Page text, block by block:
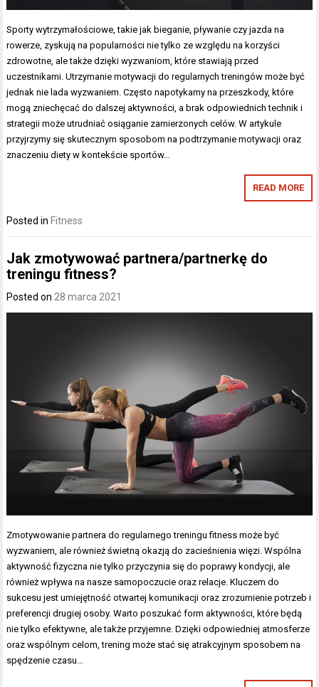
Sporty wytrzymałościowe, takie jak bieganie, pływanie czy jazda na
rowerze, zyskują na popularności nie tylko ze względu na korzyści
zdrowotne, ale także dzięki wyzwaniom, które stawiają przed
uczestnikami. Utrzymanie motywacji do regularnych treningów może być
jednak nie lada wyzwaniem. Często napotykamy na przeszkody, które
mogą zniechęcać do dalszej aktywności, a brak odpowiednich technik i
strategii może utrudniać osiąganie zamierzonych celów. W artykule
przyjrzymy się skutecznym sposobom na podtrzymanie motywacji oraz
znaczeniu diety w kontekście sportów…
READ MORE
Posted inFitness
Jak zmotywować partnera/partnerkę do
treningu fitness?
Posted on 28 marca 2021
Zmotywowanie partnera do regularnego treningu fitness może być
wyzwaniem, ale również świetną okazją do zacieśnienia więzi. Wspólna
aktywność fizyczna nie tylko przyczynia się do poprawy kondycji, ale
również wpływa na nasze samopoczucie oraz relacje. Kluczem do
sukcesu jest umiejętność otwartej komunikacji oraz zrozumienie potrzeb i
preferencji drugiej osoby. Warto poszukać form aktywności, które będą
nie tylko efektywne, ale także przyjemne. Dzięki odpowiedniej atmosferze
oraz wspólnym celom, trening może stać się atrakcyjnym sposobem na
spędzenie czasu…